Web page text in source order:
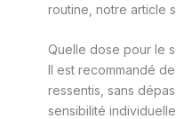
routine, notre article
Quelle dose pour le
Il est recommandé
ressentis, sans
sensibilité